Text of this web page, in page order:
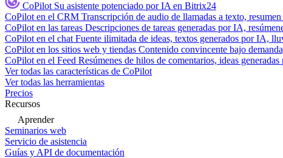
CoPilot Su asistente potenciado por IA en Bitrix24
CoPilot en el CRM Transcripción de audio de llamadas a texto,
CoPilot en las tareas Descripciones de tareas generadas por IA,
CoPilot en el chat Fuente ilimitada de ideas, textos generados por IA,
CoPilot en los sitios web y tiendas Contenido convincente bajo
CoPilot en el Feed Resúmenes de hilos de comentarios, ideas
Ver todas las características de CoPilot
Ver todas las herramientas
Precios
Recursos
Aprender
Seminarios web
Servicio de asistencia
Guías y API de documentación